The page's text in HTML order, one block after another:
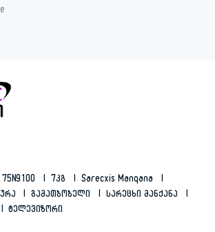
75N9100 7კგ
Sarecxis Manqana
Გამათბობელი
Სარეცხი Მანქანა
Ტელევიზორი